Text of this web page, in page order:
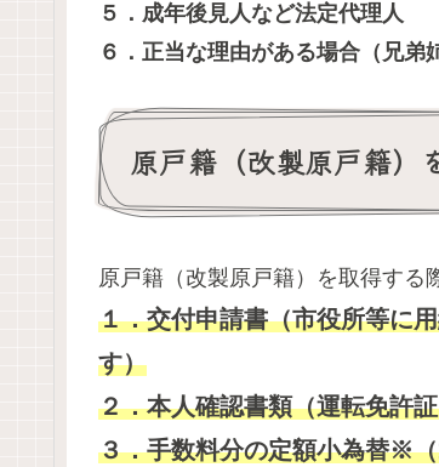
５．成年後見人など法定代理人
６．正当な理由がある場合（兄弟
原戸籍（改製原戸籍）
原戸籍（改製原戸籍）を取得する
１．交付申請書（市役所等に
す）
２．本人確認書類（運転免許
３．手数料分の定額小為替※